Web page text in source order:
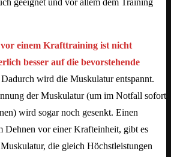
geeignet und vor allem dem Training
vor einem Krafttraining ist nicht
besser auf die bevorstehende
Dadurch wird die Muskulatur entspannt.
der Muskulatur (um im Notfall sofort
wird sogar noch gesenkt. Einen
Dehnen vor einer Krafteinheit, gibt es
die gleich Höchstleistungen